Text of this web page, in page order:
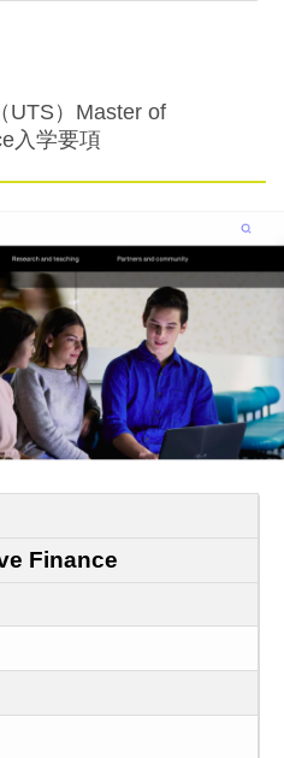
UTS）Master of
入学要項
Finance